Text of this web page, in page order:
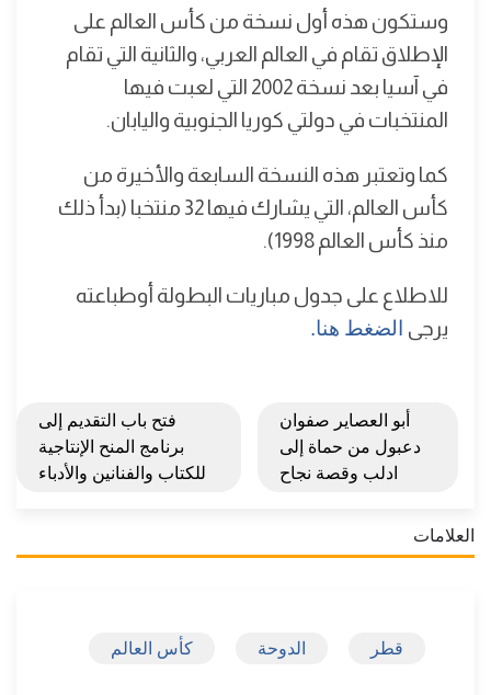
وستكون هذه أول نسخة من كأس العالم على
الإطلاق تقام في العالم العربي، والثانية التي تقام
في آسيا بعد نسخة 2002 التي لعبت فيها
المنتخبات في دولتي كوريا الجنوبية واليابان.
كما وتعتبر هذه النسخة السابعة والأخيرة من
كأس العالم، التي يشارك فيها 32 منتخبا (بدأ ذلك
منذ كأس العالم 1998).
للاطلاع على جدول مباريات البطولة أوطباعته
يرجى الضغط هنا.
أبو العصاير صفوان
دعبول من حماة إلى
ادلب وقصة نجاح
فتح باب التقديم إلى
برنامج المنح الإنتاجية
للكتاب والفنانين والأدباء
العلامات
قطر الدوحة كأس العالم